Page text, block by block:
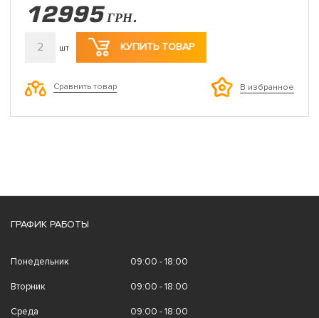
12995 ГРН.
2 шт КУПИТЬ ТОВАР
Сравнить товар В избранное
ГРАФИК РАБОТЫ
Понедельник 09:00 - 18:00
Вторник 09:00 - 18:00
Среда 09:00 - 18:00